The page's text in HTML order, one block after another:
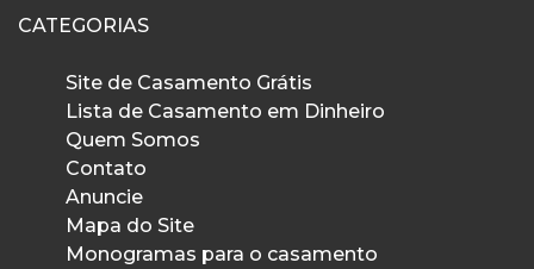
CATEGORIAS
Site de Casamento Grátis
Lista de Casamento em Dinheiro
Quem Somos
Contato
Anuncie
Mapa do Site
Monogramas para o casamento